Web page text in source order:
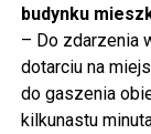
budynku
– Do zdarzenia
dotarciu na
do gaszenia
kilkunastu